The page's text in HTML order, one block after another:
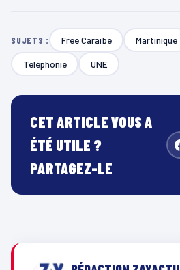
SUJETS : Free Caraïbe Martinique
Téléphonie UNE
CET ARTICLE VOUS A
ÉTÉ UTILE ?
PARTAGEZ-LE